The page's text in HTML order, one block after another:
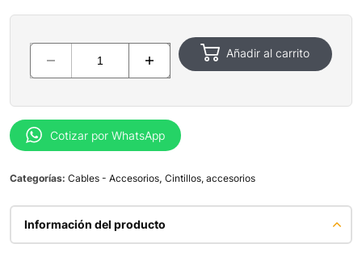
Añadir al carrito
Cotizar por WhatsApp
Categorías: Cables - Accesorios, Cintillos, accesorios
Información del producto